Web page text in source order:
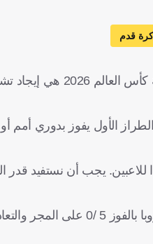
كرة قدم
قال جوليان ناجلسمان، المدير الفني للمنتخب الألماني،
الأول يفوز بدوري أمم
يجب أن نستفيد قدر
هولندا 2/2.